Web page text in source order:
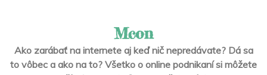
Mcon
Ako zarábať na internete aj keď nič nepredávate? Dá sa
to vôbec a ako na to? Všetko o online podnikaní si môžete